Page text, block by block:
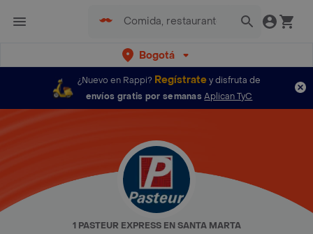
Bogotá
¿Nuevo en Rappi? Regístratey disfruta de
envíos gratis por semanas Aplican TyC
1 PASTEUR EXPRESS EN SANTA MARTA